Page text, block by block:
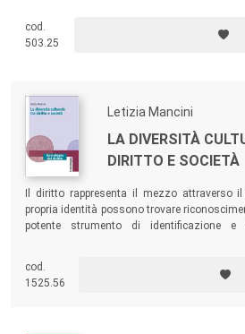
l’impatto della tecnologia degli algoritmi
problema della complessità e della non
cod.
503.25
Letizia Mancini
LA DIVERSITÀ
DIRITTO E SOCIETÀ
Il diritto rappresenta il mezzo attraverso
propria identità possono trovare
potente strumento di identificazione e
conseguenze tutt’altro che trascurabili
con riferimento al contesto italiano, analizza
diritto – giudice e legislatore in particolare
cod.
1525.56